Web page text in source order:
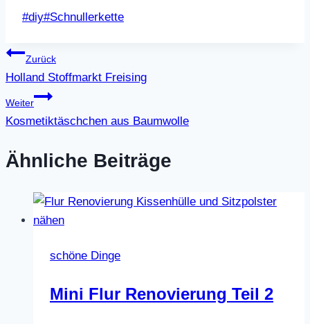
Schlagworte:
#diy#Schnullerkette
Beitragsnavigation
Zurück
Holland Stoffmarkt Freising
Weiter
Kosmetiktäschchen aus Baumwolle
Ähnliche Beiträge
schöne Dinge
Mini Flur Renovierung Teil 2